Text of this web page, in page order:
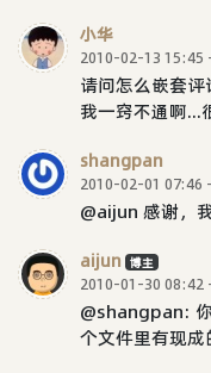
小华
2010-02-13 15:45
请问怎么嵌套
我一窍不通啊...
shangpan
2010-02-01 07:46
@aijun 感谢，
aijun 博主
2010-01-30 08:42
@shangpan:
个文件里有现成